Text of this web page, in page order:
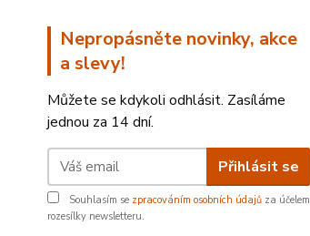
Nepropásněte novinky, akce
a slevy!
Můžete se kdykoli odhlásit. Zasíláme
jednou za 14 dní.
Přihlásit se
Souhlasím se zpracováním osobních údajů za účelem
rozesílky newsletteru.